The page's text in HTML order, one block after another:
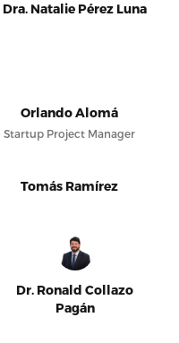
Dra. Natalie Pérez Luna
Orlando Alomá
Startup Project Manager
Tomás Ramírez
Dr. Ronald Collazo
Pagán